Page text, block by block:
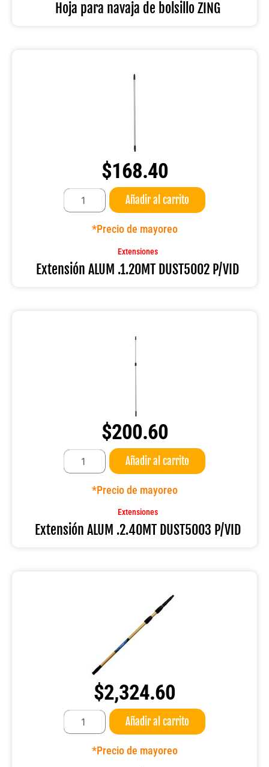
Hoja para navaja de bolsillo ZING
$168.40
Extensión
ALUM
.1.20MT
DUST5002
Añadir al carrito
*Precio de mayoreo
Extensiones
Extensión ALUM .1.20MT DUST5002 P/VID
$200.60
Extensión
ALUM
.2.40MT
DUST5003
Añadir al carrito
*Precio de mayoreo
Extensiones
Extensión ALUM .2.40MT DUST5003 P/VID
$2,324.60
Extensión
Reach
540
Añadir al carrito
*Precio de mayoreo